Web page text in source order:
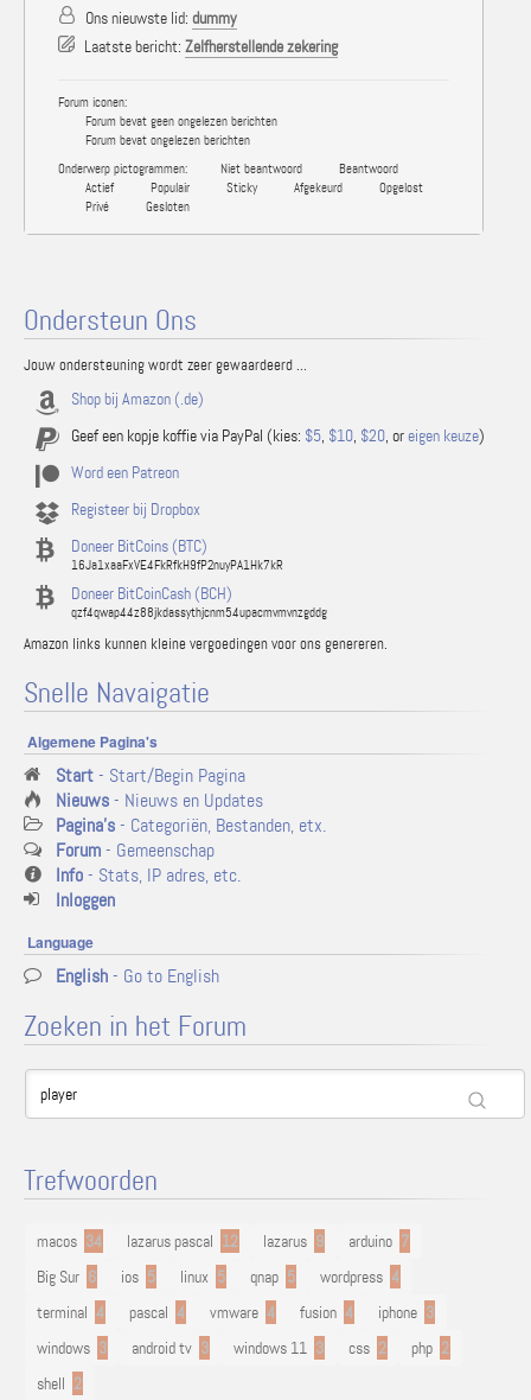
Ons nieuwste lid: dummy
Laatste bericht: Zelfherstellende zekering
Forum iconen:
Forum bevat geen ongelezen berichten
Forum bevat ongelezen berichten
Onderwerp pictogrammen:
Niet beantwoord
Beantwoord
Actief
Populair Sticky Afgekeurd
Opgelost
Privé
Gesloten
Ondersteun Ons
Jouw ondersteuning wordt zeer gewaardeerd ...
Shop bij Amazon (.de)
Geef een kopje koffie via PayPal (kies: $5, $10, $20, or eigen keuze)
Word een Patreon
Registeer bij Dropbox
Doneer BitCoins (BTC)
16Ja1xaaFxVE4FkRfkH9fP2nuyPA1Hk7kR
Doneer BitCoinCash (BCH)
qzf4qwap44z88jkdassythjcnm54upacmvmvnzgddg
Amazon links kunnen kleine vergoedingen voor ons genereren.
Snelle Navaigatie
Algemene Pagina's
Start- Start/Begin Pagina
Nieuws- Nieuws en Updates
Pagina's- Categoriën, Bestanden, etx.
Forum- Gemeenschap
Info- Stats, IP adres, etc.
Inloggen
Language
English- Go to English
Zoeken in het Forum
Trefwoorden
macos 34 lazarus pascal 12 lazarus 9 arduino 7
Big Sur 6 ios 5 linux 5 qnap 5 wordpress 4
terminal 4 pascal 4 vmware 4 fusion 4 iphone 3
windows 3 android tv 3 windows 11 3 css 2 php 2
shell 2